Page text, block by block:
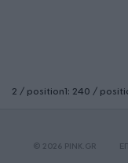
2 / position1: 240 /
© 2026 PINK.GR